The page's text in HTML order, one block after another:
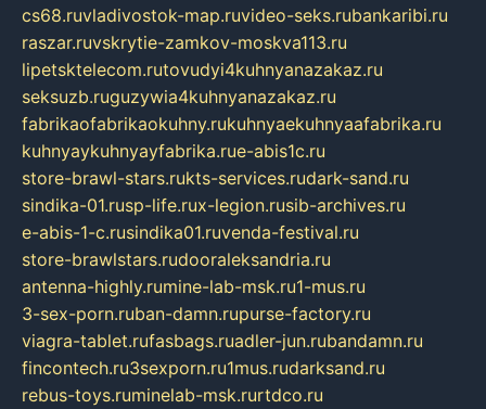
cs68.ruvladivostok-map.ruvideo-seks.rubankaribi.ru
raszar.ruvskrytie-zamkov-moskva113.ru
lipetsktelecom.rutovudyi4kuhnyanazakaz.ru
seksuzb.ruguzywia4kuhnyanazakaz.ru
fabrikaofabrikaokuhny.rukuhnyaekuhnyaafabrika.ru
kuhnyaykuhnyayfabrika.rue-abis1c.ru
store-brawl-stars.rukts-services.rudark-sand.ru
sindika-01.rusp-life.rux-legion.rusib-archives.ru
e-abis-1-c.rusindika01.ruvenda-festival.ru
store-brawlstars.rudooraleksandria.ru
antenna-highly.rumine-lab-msk.ru1-mus.ru
3-sex-porn.ruban-damn.rupurse-factory.ru
viagra-tablet.rufasbags.ruadler-jun.rubandamn.ru
fincontech.ru3sexporn.ru1mus.rudarksand.ru
rebus-toys.ruminelab-msk.rurtdco.ru